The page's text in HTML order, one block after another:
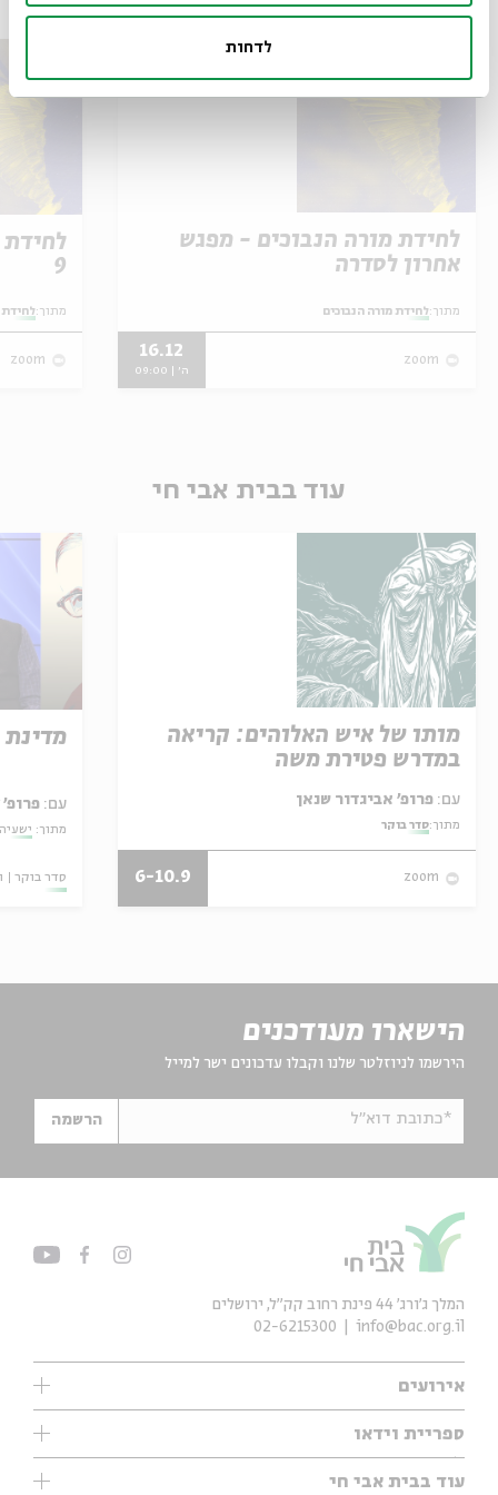
לדחות
לחידת מורה הנבוכים - מפגש
אחרון לסדרה
מתוך: לחידת מורה הנבוכים
zoom
16.12
ה' | 09:00
9
מתוך: לחידת
zoom
עוד בבית אבי חי
מותו של איש האלוהים: קריאה
במדרש פטירת משה
עם:
מתוך:סדר בוקר
zoom
6-10.9
עם: פרופ'
מתוך:
סדר בוקר
הישארו מעודכנים
הירשמו לניוזלטר שלנו וקבלו עדכונים ישר למייל
*כתובת דוא"ל הרשמה
אירועים
עיון
אנגלית
ספריית וידאו
ילדים
מוזיקה
עוד בבית אבי חי
המלך ג'ורג' 44 פינת רחוב קק״ל, ירושלים
info@bac.org.il
02-6215300